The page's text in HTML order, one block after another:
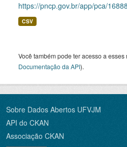
https://pncp.gov.br/app/pca/
CSV
Você também pode ter acesso a
Documentação da API).
Sobre Dados Abertos UFVJM
API do CKAN
Associação CKAN